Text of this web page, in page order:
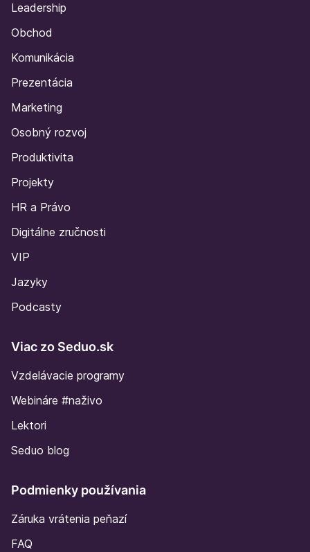
Leadership
Obchod
Komunikácia
Prezentácia
Marketing
Osobný rozvoj
Produktivita
Projekty
HR a Právo
Digitálne zručnosti
VIP
Jazyky
Podcasty
Viac zo Seduo.sk
Vzdelávacie programy
Webináre #naživo
Lektori
Seduo blog
Podmienky používania
Záruka vrátenia peňazí
FAQ